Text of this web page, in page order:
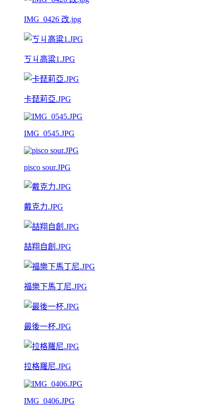
IMG_0426 改.jpg
ㄎㄐ高粱1.JPG
卡琵莉亞.JPG
IMG_0545.JPG
pisco sour.JPG
戴克力.JPG
喆翔自創.JPG
福樂下馬丁尼.JPG
最後一杯.JPG
拉格羅尼.JPG
IMG_0406.JPG